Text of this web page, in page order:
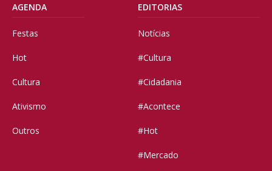
AGENDA
Festas
Hot
Cultura
Ativismo
Outros
EDITORIAS
Notícias
#Cultura
#Cidadania
#Acontece
#Hot
#Mercado